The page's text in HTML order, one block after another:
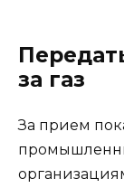
за газ
За прием